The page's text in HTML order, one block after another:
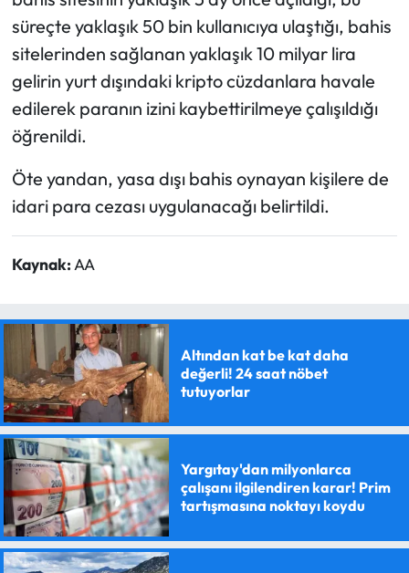
süreçte yaklaşık 50 bin kullanıcıya ulaştığı, bahis
sitelerinden sağlanan yaklaşık 10 milyar lira
gelirin yurt dışındaki kripto cüzdanlara havale
edilerek paranın izini kaybettirilmeye çalışıldığı
öğrenildi.
Öte yandan, yasa dışı bahis oynayan kişilere de
idari para cezası uygulanacağı belirtildi.
Kaynak:AA
Altından kat be kat daha
değerli! 24 saat nöbet
tutuyorlar
Yargıtay'dan milyonlarca
çalışanı ilgilendiren karar! Prim
tartışmasına noktayı koydu